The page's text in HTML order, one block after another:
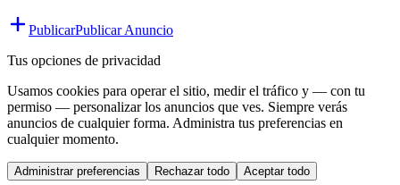
PublicarPublicar Anuncio
Tus opciones de privacidad
Usamos cookies para operar el sitio, medir el tráfico y — con tu
permiso — personalizar los anuncios que ves. Siempre verás
anuncios de cualquier forma. Administra tus preferencias en
cualquier momento.
Administrar preferencias Rechazar todo Aceptar todo